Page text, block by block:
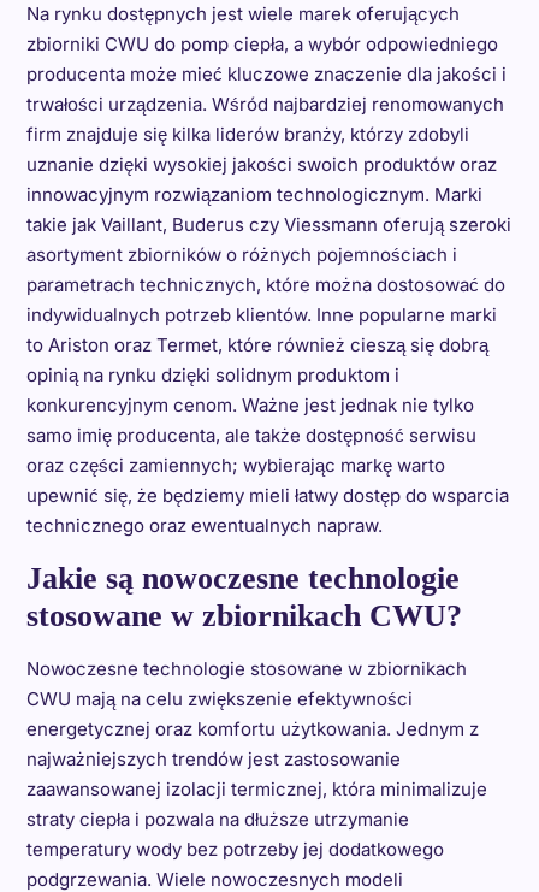
Na rynku dostępnych jest wiele marek oferujących
zbiorniki CWU do pomp ciepła, a wybór odpowiedniego
producenta może mieć kluczowe znaczenie dla jakości i
trwałości urządzenia. Wśród najbardziej renomowanych
firm znajduje się kilka liderów branży, którzy zdobyli
uznanie dzięki wysokiej jakości swoich produktów oraz
innowacyjnym rozwiązaniom technologicznym. Marki
takie jak Vaillant, Buderus czy Viessmann oferują szeroki
asortyment zbiorników o różnych pojemnościach i
parametrach technicznych, które można dostosować do
indywidualnych potrzeb klientów. Inne popularne marki
to Ariston oraz Termet, które również cieszą się dobrą
opinią na rynku dzięki solidnym produktom i
konkurencyjnym cenom. Ważne jest jednak nie tylko
samo imię producenta, ale także dostępność serwisu
oraz części zamiennych; wybierając markę warto
upewnić się, że będziemy mieli łatwy dostęp do wsparcia
technicznego oraz ewentualnych napraw.
Jakie są nowoczesne technologie
stosowane w zbiornikach CWU?
Nowoczesne technologie stosowane w zbiornikach
CWU mają na celu zwiększenie efektywności
energetycznej oraz komfortu użytkowania. Jednym z
najważniejszych trendów jest zastosowanie
zaawansowanej izolacji termicznej, która minimalizuje
straty ciepła i pozwala na dłuższe utrzymanie
temperatury wody bez potrzeby jej dodatkowego
podgrzewania. Wiele nowoczesnych modeli